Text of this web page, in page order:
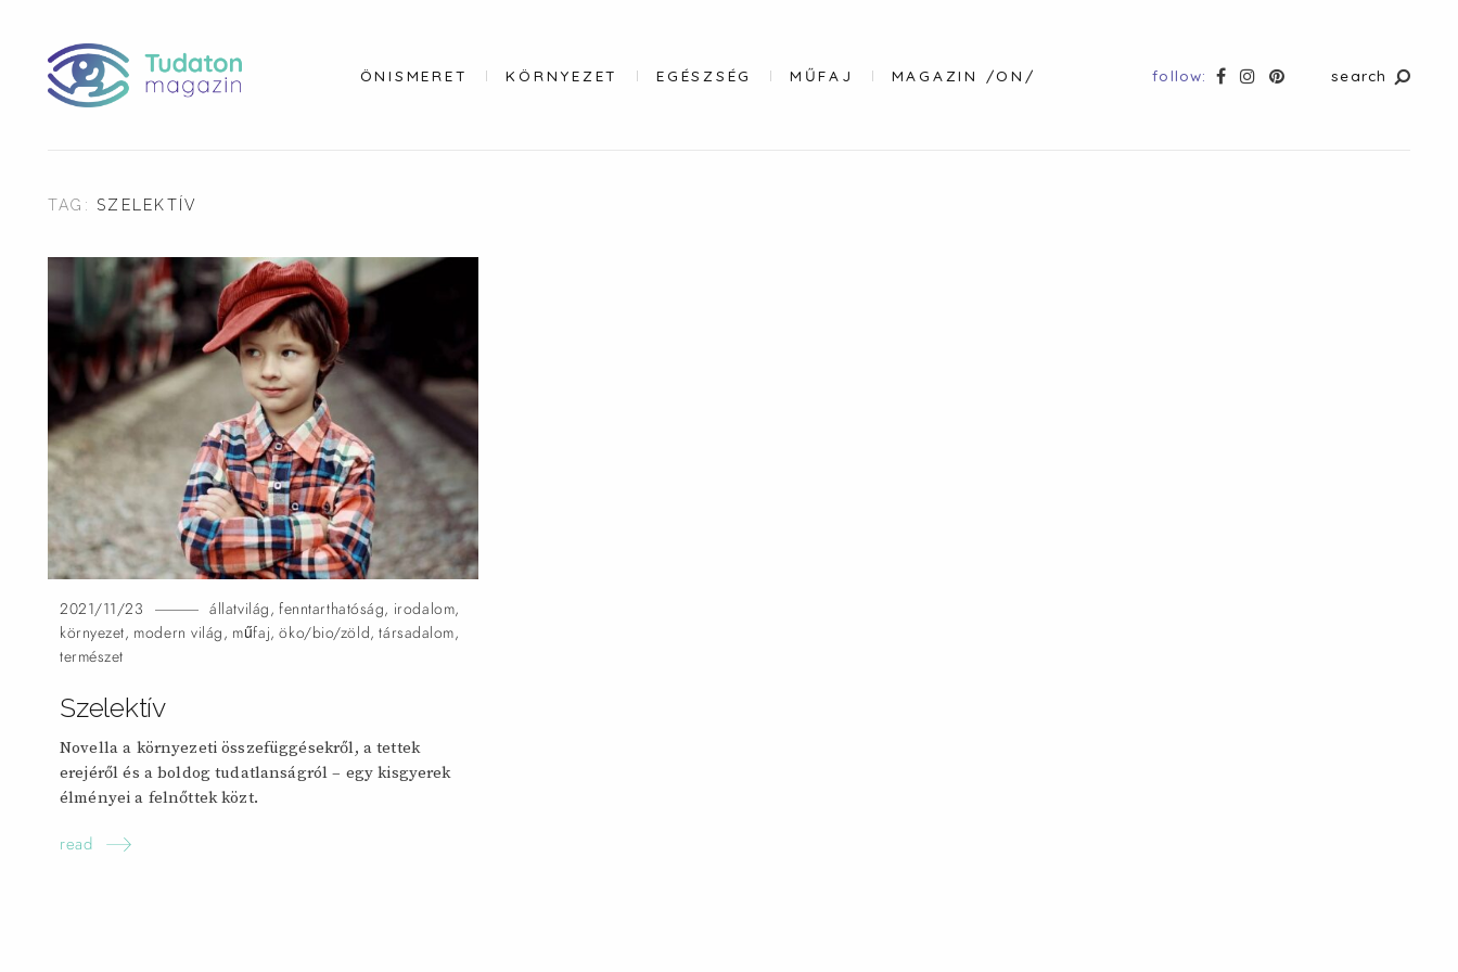
ÖNISMERET KÖRNYEZET EGÉSZSÉG MŰFAJ MAGAZIN /ON/ follow: search
TAG: SZELEKTÍV
2021/11/23 állatvilág,fenntarthatóság, irodalom,
környezet, modern világ, műfaj,öko/bio/zöld,társadalom,
természet
Szelektív
Novella a környezeti összefüggésekről, a tettek
erejéről és a boldog tudatlanságról – egy kisgyerek
élményei a felnőttek közt.
read